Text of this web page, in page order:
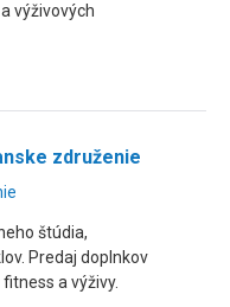
výživových
združenie
štúdia,
Predaj doplnkov
a výživy.